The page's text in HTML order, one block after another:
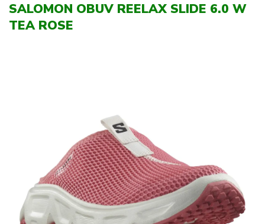
SALOMON OBUV REELAX SLIDE 6.0 W
TEA ROSE